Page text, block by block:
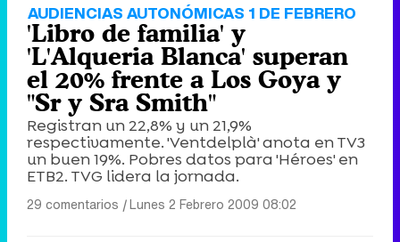
AUDIENCIAS AUTONÓMICAS 1 DE FEBRERO
'Libro de familia' y
'L'Alqueria Blanca' superan
el 20% frente a Los Goya y
"Sr y Sra Smith"
Registran un 22,8% y un 21,9%
respectivamente. 'Ventdelplà' anota en TV3
un buen 19%. Pobres datos para 'Héroes' en
ETB2. TVG lidera la jornada.
29 comentarios |Lunes 2 Febrero 2009 08:02